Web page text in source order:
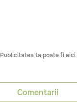
Publicitatea ta poate fi aici
Comentarii